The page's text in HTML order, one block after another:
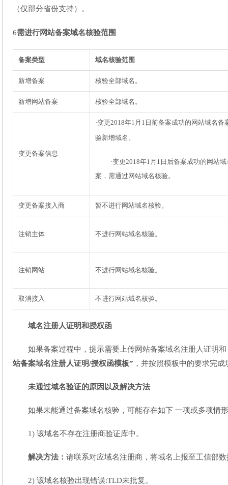
（仅部分省份支持）。
6需进行网站备案域名核验范围
备案类型 域名核验范围
新增备案 核验全部域名。
新增网站备案 核验全部域名。
变更备案信息
·变更2018年1月1日前备案成功的网站域名备
验新增域名。
·变更2018年1月1日后备案成功的网站
案，需通过网站域名核验。
变更备案接入商 暂不进行网站域名核验。
注销主体 不进行网站域名核验。
注销网站 不进行网站域名核验。
取消接入 不进行网站域名核验。
域名注册人证明和授权函
如果备案过程中，提示需要上传网站备案域名注册人证明
站备案域名注册人证明/授权函模板” ，并按照模板中的要求完成
未通过域名验证的原因以及解决方法
如果未能通过备案域名核验，可能存在如下 一项或多项情
1) 该域名不存在注册商验证库中。
解决方法： 请联系对应域名注册商，将域名上报至工信部
2) 该域名核验出现错误:TLD未批复。